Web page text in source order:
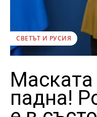
СВЕТЪТ И РУСИЯ
падна!